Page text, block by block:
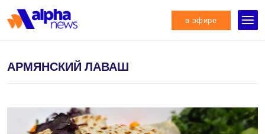
в эфире
АРМЯНСКИЙ ЛАВАШ